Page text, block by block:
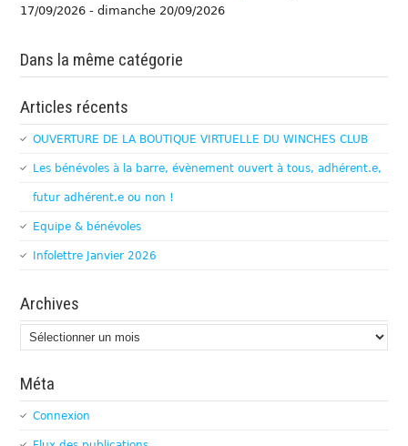
17/09/2026 - dimanche 20/09/2026
Dans la même catégorie
Articles récents
OUVERTURE DE LA BOUTIQUE VIRTUELLE DU WINCHES CLUB
Les bénévoles à la barre, évènement ouvert à tous, adhérent.e,
futur adhérent.e ou non !
Equipe & bénévoles
Infolettre Janvier 2026
Archives
Archives
Méta
Connexion